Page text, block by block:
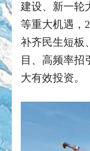
建设、新一轮
等重大机遇，
补齐民生短板
目、高频率招
大有效投资。